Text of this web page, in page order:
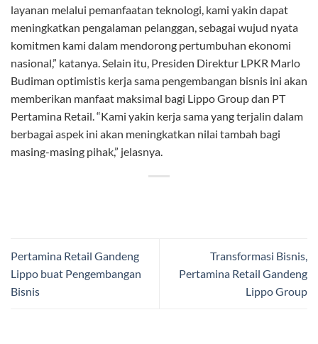
layanan melalui pemanfaatan teknologi, kami yakin dapat
meningkatkan pengalaman pelanggan, sebagai wujud nyata
komitmen kami dalam mendorong pertumbuhan ekonomi
nasional,” katanya. Selain itu, Presiden Direktur LPKR Marlo
Budiman optimistis kerja sama pengembangan bisnis ini akan
memberikan manfaat maksimal bagi Lippo Group dan PT
Pertamina Retail. “Kami yakin kerja sama yang terjalin dalam
berbagai aspek ini akan meningkatkan nilai tambah bagi
masing-masing pihak,” jelasnya.
Pertamina Retail Gandeng
Lippo buat Pengembangan
Bisnis
Transformasi Bisnis,
Pertamina Retail Gandeng
Lippo Group